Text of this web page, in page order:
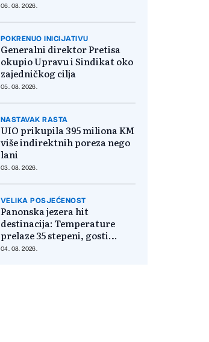
06. 08. 2026.
POKRENUO INICIJATIVU
Generalni direktor Pretisa
okupio Upravu i Sindikat oko
zajedničkog cilja
05. 08. 2026.
NASTAVAK RASTA
UIO prikupila 395 miliona KM
više indirektnih poreza nego
lani
03. 08. 2026.
VELIKA POSJEĆENOST
Panonska jezera hit
destinacija: Temperature
prelaze 35 stepeni, gosti
pristižu iz cijele regije
04. 08. 2026.